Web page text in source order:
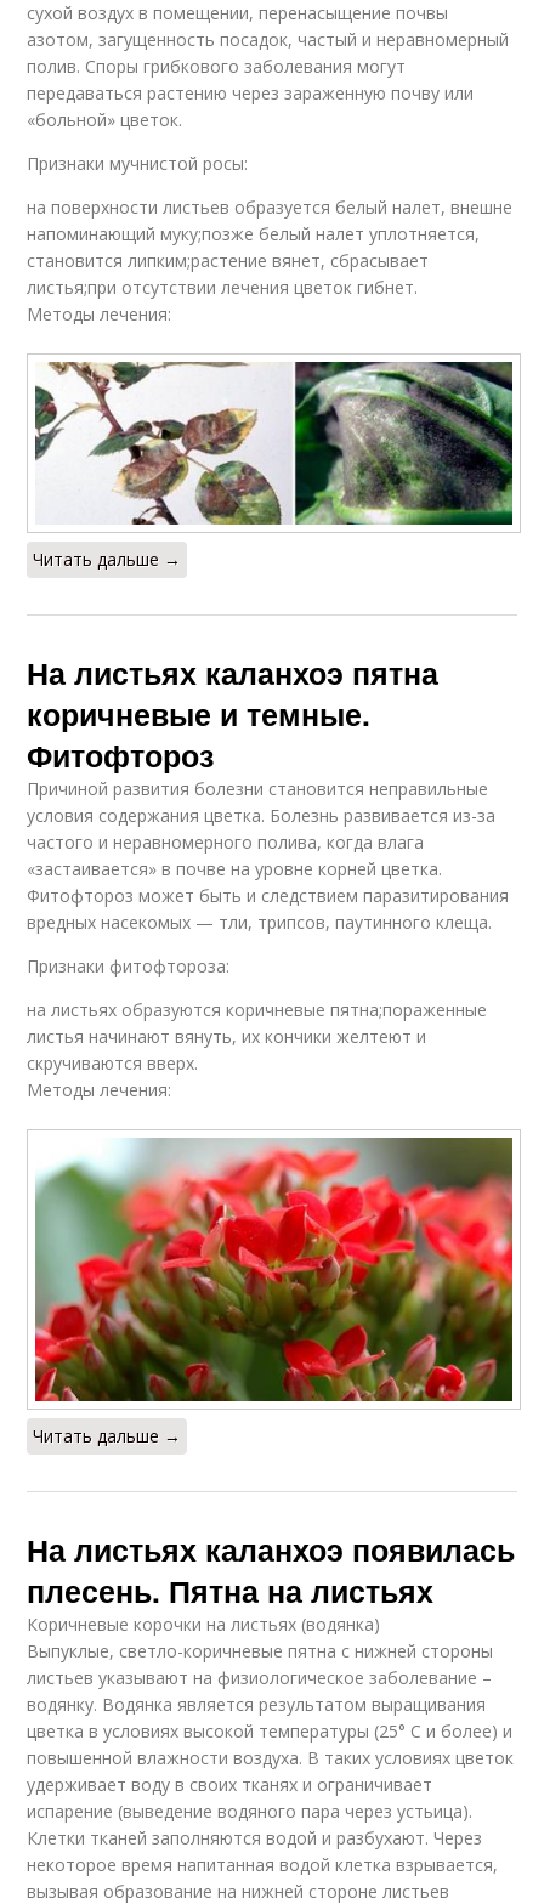
сухой воздух в помещении, перенасыщение почвы
азотом, загущенность посадок, частый и неравномерный
полив. Споры грибкового заболевания могут
передаваться растению через зараженную почву или
«больной» цветок.
Признаки мучнистой росы:
на поверхности листьев образуется белый налет, внешне
напоминающий муку;позже белый налет уплотняется,
становится липким;растение вянет, сбрасывает
листья;при отсутствии лечения цветок гибнет.
Методы лечения:
Читать дальше →
На листьях каланхоэ пятна
коричневые и темные.
Фитофтороз
Причиной развития болезни становится неправильные
условия содержания цветка. Болезнь развивается из-за
частого и неравномерного полива, когда влага
«застаивается» в почве на уровне корней цветка.
Фитофтороз может быть и следствием паразитирования
вредных насекомых — тли, трипсов, паутинного клеща.
Признаки фитофтороза:
на листьях образуются коричневые пятна;пораженные
листья начинают вянуть, их кончики желтеют и
скручиваются вверх.
Методы лечения:
Читать дальше →
На листьях каланхоэ появилась
плесень. Пятна на листьях
Коричневые корочки на листьях (водянка)
Выпуклые, светло-коричневые пятна с нижней стороны
листьев указывают на физиологическое заболевание –
водянку. Водянка является результатом выращивания
цветка в условиях высокой температуры (25° C и более) и
повышенной влажности воздуха. В таких условиях цветок
удерживает воду в своих тканях и ограничивает
испарение (выведение водяного пара через устьица).
Клетки тканей заполняются водой и разбухают. Через
некоторое время напитанная водой клетка взрывается,
вызывая образование на нижней стороне листьев